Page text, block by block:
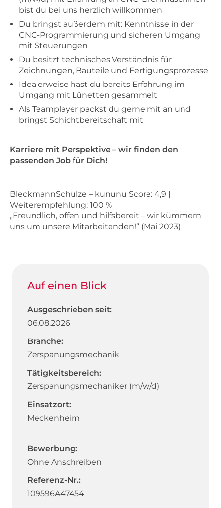
bist du bei uns herzlich willkommen
Du bringst außerdem mit: Kenntnisse in der
CNC-Programmierung und sicheren Umgang
mit Steuerungen
Du besitzt technisches Verständnis für
Zeichnungen, Bauteile und Fertigungsprozesse
Idealerweise hast du bereits Erfahrung im
Umgang mit Lünetten gesammelt
Als Teamplayer packst du gerne mit an und
bringst Schichtbereitschaft mit
Karriere mit Perspektive – wir finden den
passenden Job für Dich!
BleckmannSchulze – kununu Score: 4,9 |
Weiterempfehlung: 100 %
„Freundlich, offen und hilfsbereit – wir kümmern
uns um unsere Mitarbeitenden!“ (Mai 2023)
Auf einen Blick
Ausgeschrieben seit:
06.08.2026
Branche:
Zerspanungsmechanik
Tätigkeitsbereich:
Zerspanungsmechaniker (m/w/d)
Einsatzort:
Meckenheim
Bewerbung:
Ohne Anschreiben
Referenz-Nr.:
109596A47454